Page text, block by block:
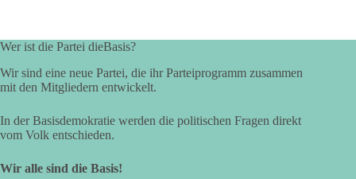
Wer ist die Partei dieBasis?
Wir sind eine neue Partei, die ihr Parteiprogramm zusammen
mit den Mitgliedern entwickelt.
In der Basisdemokratie werden die politischen Fragen direkt
vom Volk entschieden.
Wir alle sind die Basis!